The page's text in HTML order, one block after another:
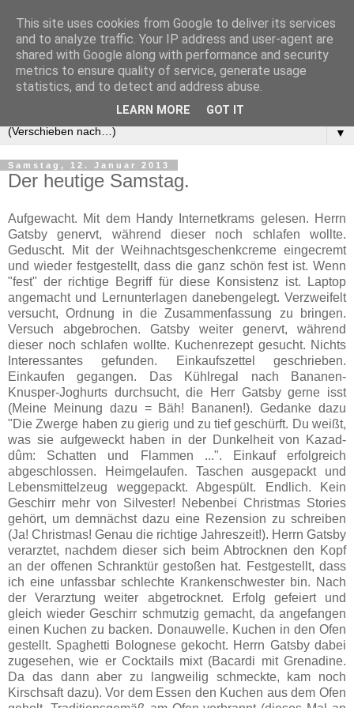
▼
Samstag, 12. Januar 2013
Der heutige Samstag.
Aufgewacht. Mit dem Handy Internetkrams gelesen. Herrn
Gatsby genervt, während dieser noch schlafen wollte.
Geduscht. Mit der Weihnachtsgeschenkcreme eingecremt
und wieder festgestellt, dass die ganz schön fest ist. Wenn
"fest" der richtige Begriff für diese Konsistenz ist. Laptop
angemacht und Lernunterlagen danebengelegt. Verzweifelt
versucht, Ordnung in die Zusammenfassung zu bringen.
Versuch abgebrochen. Gatsby weiter genervt, während
dieser noch schlafen wollte. Kuchenrezept gesucht. Nichts
Interessantes gefunden. Einkaufszettel geschrieben.
Einkaufen gegangen. Das Kühlregal nach Bananen-
Knusper-Joghurts durchsucht, die Herr Gatsby gerne isst
(Meine Meinung dazu = Bäh! Bananen!). Gedanke dazu
"Die Zwerge haben zu gierig und zu tief geschürft. Du weißt,
was sie aufgeweckt haben in der Dunkelheit von Kazad-
dûm: Schatten und Flammen ...". Einkauf erfolgreich
abgeschlossen. Heimgelaufen. Taschen ausgepackt und
Lebensmittelzeug weggepackt. Abgespült. Endlich. Kein
Geschirr mehr von Silvester! Nebenbei Christmas Stories
gehört, um demnächst dazu eine Rezension zu schreiben
(Ja! Christmas! Genau die richtige Jahreszeit!). Herrn Gatsby
verarztet, nachdem dieser sich beim Abtrocknen den Kopf
an der offenen Schranktür gestoßen hat. Festgestellt, dass
ich eine unfassbar schlechte Krankenschwester bin. Nach
der Verarztung weiter abgetrocknet. Erfolg gefeiert und
gleich wieder Geschirr schmutzig gemacht, da angefangen
einen Kuchen zu backen. Donauwelle. Kuchen in den Ofen
gestellt. Spaghetti Bolognese gekocht. Herrn Gatsby dabei
zugesehen, wie er Cocktails mixt (Bacardi mit Grenadine.
Da das dann aber zu langweilig schmeckte, kam noch
Kirschsaft dazu). Vor dem Essen den Kuchen aus dem Ofen
This site uses cookies from Google to deliver its services
and to analyze traffic. Your IP address and user-agent are
shared with Google along with performance and security
metrics to ensure quality of service, generate usage
statistics, and to detect and address abuse.
LEARN MORE GOT IT